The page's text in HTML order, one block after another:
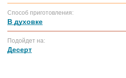
Способ приготовления:
В духовке
Подойдет на:
Десерт